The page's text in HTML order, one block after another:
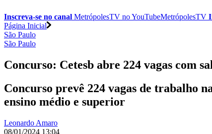
Inscreva-se no canal MetrópolesTV noYouTubeMetrópolesTV
Página Inicial
São Paulo
São Paulo
Concurso: Cetesb abre 224 vagas com
Concurso prevê 224 vagas de trabalho
ensino médio e superior
Leonardo Amaro
08/01/2024 13:04